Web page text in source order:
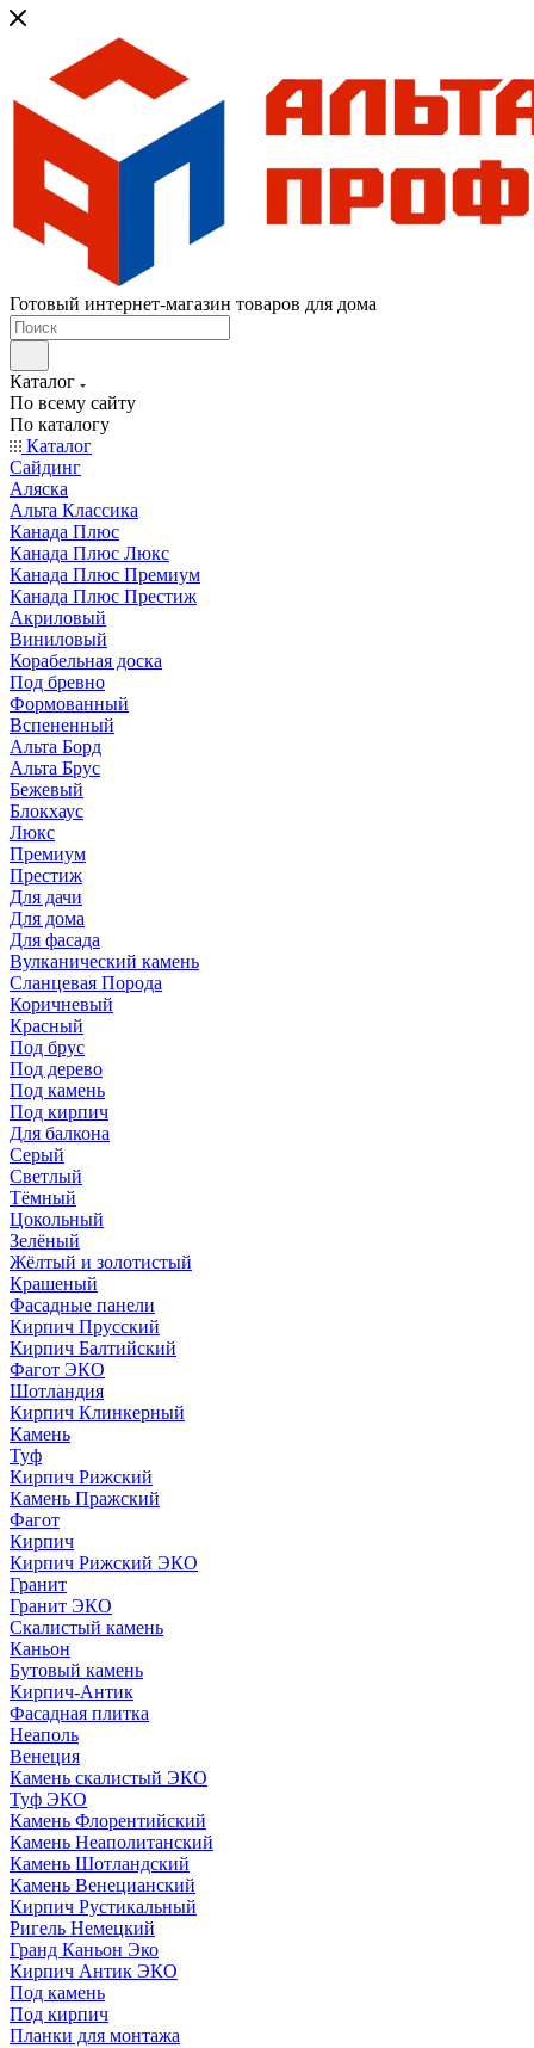
Готовый интернет-магазин товаров для дома
Каталог
По всему сайту
По каталогу
Каталог
Сайдинг
Аляска
Альта Классика
Канада Плюс
Канада Плюс Люкс
Канада Плюс Премиум
Канада Плюс Престиж
Акриловый
Виниловый
Корабельная доска
Под бревно
Формованный
Вспененный
Альта Борд
Альта Брус
Бежевый
Блокхаус
Люкс
Премиум
Престиж
Для дачи
Для дома
Для фасада
Вулканический камень
Сланцевая Порода
Коричневый
Красный
Под брус
Под дерево
Под камень
Под кирпич
Для балкона
Серый
Светлый
Тёмный
Цокольный
Зелёный
Жёлтый и золотистый
Крашеный
Фасадные панели
Кирпич Прусский
Кирпич Балтийский
Фагот ЭКО
Шотландия
Кирпич Клинкерный
Камень
Туф
Кирпич Рижский
Камень Пражский
Фагот
Кирпич
Кирпич Рижский ЭКО
Гранит
Гранит ЭКО
Скалистый камень
Каньон
Бутовый камень
Кирпич-Антик
Фасадная плитка
Неаполь
Венеция
Камень скалистый ЭКО
Туф ЭКО
Камень Флорентийский
Камень Неаполитанский
Камень Шотландский
Камень Венецианский
Кирпич Рустикальный
Ригель Немецкий
Гранд Каньон Эко
Кирпич Антик ЭКО
Под камень
Под кирпич
Планки для монтажа